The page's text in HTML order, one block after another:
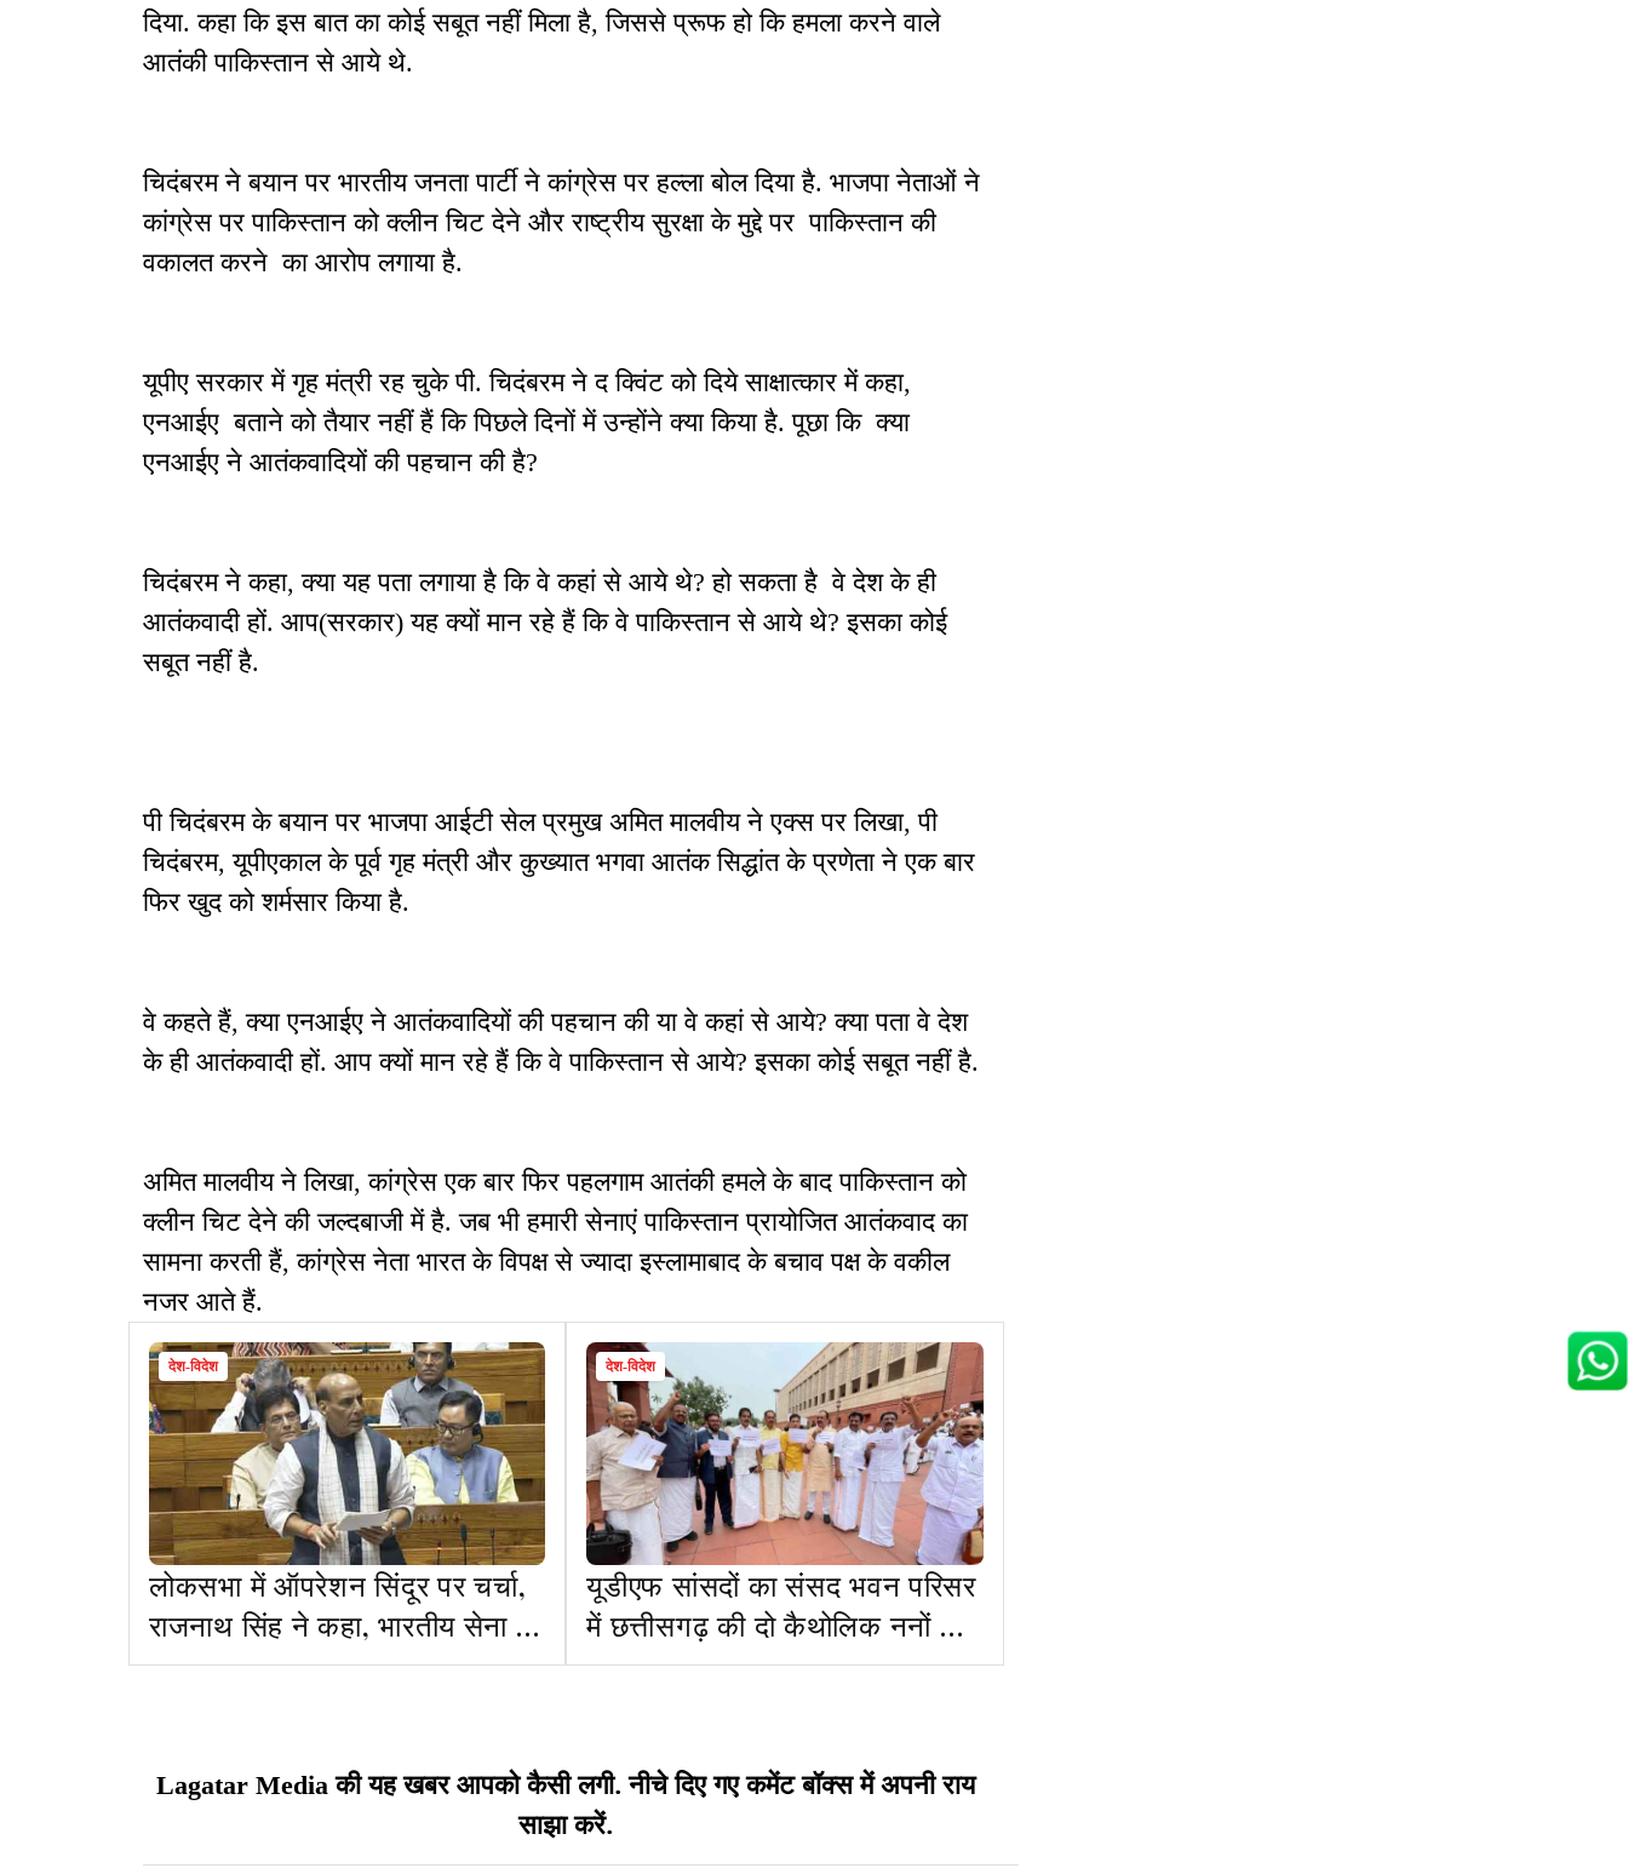
दिया. कहा कि इस बात का कोई सबूत नहीं मिला है, जिससे प्रूफ हो कि हमला करने वाले
आतंकी पाकिस्तान से आये थे.
चिदंबरम ने बयान पर भारतीय जनता पार्टी ने कांग्रेस पर हल्ला बोल दिया है. भाजपा नेताओं ने
कांग्रेस पर पाकिस्तान को क्लीन चिट देने और राष्ट्रीय सुरक्षा के मुद्दे पर पाकिस्तान की
वकालत करने का आरोप लगाया है.
यूपीए सरकार में गृह मंत्री रह चुके पी. चिदंबरम ने द क्विंट को दिये साक्षात्कार में कहा,
एनआईए बताने को तैयार नहीं हैं कि पिछले दिनों में उन्होंने क्या किया है. पूछा कि क्या
एनआईए ने आतंकवादियों की पहचान की है?
चिदंबरम ने कहा, क्या यह पता लगाया है कि वे कहां से आये थे? हो सकता है वे देश के ही
आतंकवादी हों. आप(सरकार) यह क्यों मान रहे हैं कि वे पाकिस्तान से आये थे? इसका कोई
सबूत नहीं है.
पी चिदंबरम के बयान पर भाजपा आईटी सेल प्रमुख अमित मालवीय ने एक्स पर लिखा, पी
चिदंबरम, यूपीएकाल के पूर्व गृह मंत्री और कुख्यात भगवा आतंक सिद्धांत के प्रणेता ने एक बार
फिर खुद को शर्मसार किया है.
वे कहते हैं, क्या एनआईए ने आतंकवादियों की पहचान की या वे कहां से आये? क्या पता वे देश
के ही आतंकवादी हों. आप क्यों मान रहे हैं कि वे पाकिस्तान से आये? इसका कोई सबूत नहीं है.
अमित मालवीय ने लिखा, कांग्रेस एक बार फिर पहलगाम आतंकी हमले के बाद पाकिस्तान को
क्लीन चिट देने की जल्दबाजी में है. जब भी हमारी सेनाएं पाकिस्तान प्रायोजित आतंकवाद का
सामना करती हैं, कांग्रेस नेता भारत के विपक्ष से ज्यादा इस्लामाबाद के बचाव पक्ष के वकील
नजर आते हैं.
देश-विदेश
लोकसभा में ऑपरेशन सिंदूर पर चर्चा,
राजनाथ सिंह ने कहा, भारतीय सेना ने
आतंकियों को उनके घर में घुसकर मारा
देश-विदेश
यूडीएफ सांसदों का संसद भवन परिसर
में छत्तीसगढ़ की दो कैथोलिक ननों को
जेल भेजे जाने को लेकर प्रदर्शन
Lagatar Mediaकी यह खबर आपको कैसी लगी. नीचे दिए गए कमेंट बॉक्स में अपनी राय
साझा करें.